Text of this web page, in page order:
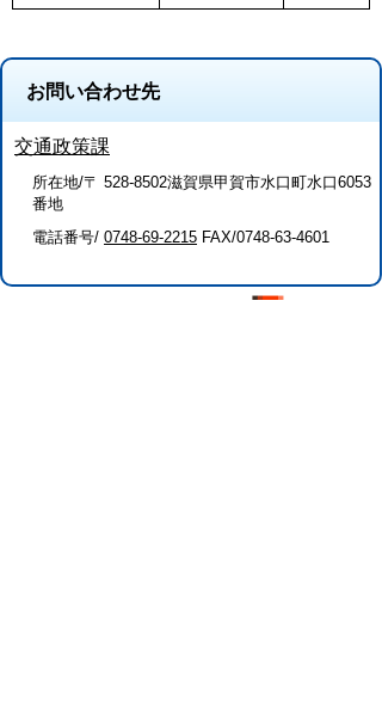
お問い合わせ先
交通政策課
所在地/〒 528-8502滋賀県甲賀市水口町水口6053
番地
電話番号/ 0748-69-2215 FAX/0748-63-4601